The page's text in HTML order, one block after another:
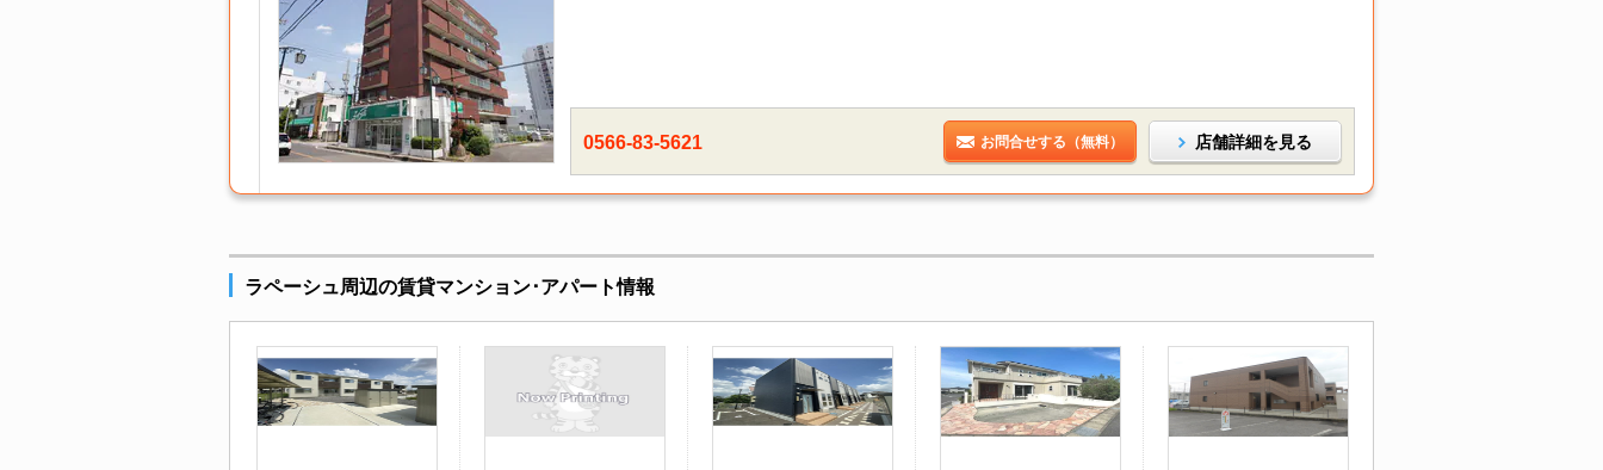
0566-83-5621 お問合せする（無料） 店舗詳細を見る
ラペーシュ周辺の賃貸マンション･アパート情報